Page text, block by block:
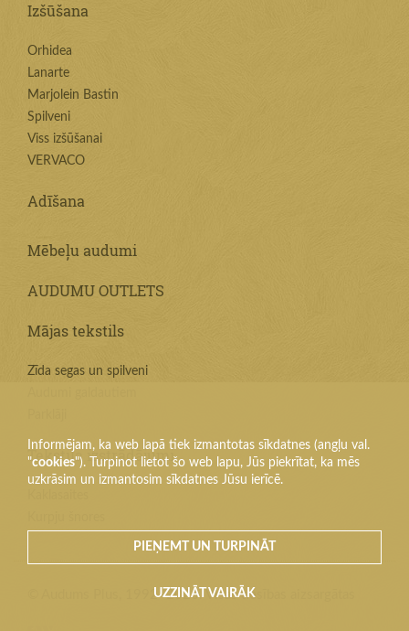
Informējam, ka web lapā tiek izmantotas sīkdatnes (angļu val.
"cookies"). Turpinot lietot šo web lapu, Jūs piekrītat, ka mēs
uzkrāsim un izmantosim sīkdatnes Jūsu ierīcē.
PIEŅEMT UN TURPINĀT
UZZINĀT VAIRĀK
Izšūšana
Orhidea
Lanarte
Marjolein Bastin
Spilveni
Viss izšūšanai
VERVACO
Adīšana
Mēbeļu audumi
AUDUMU OUTLETS
Mājas tekstils
Zīda segas un spilveni
Tekstila izstrādājumi
© Audums Plus, 1992–2026. Visas tiesības aizsargātas